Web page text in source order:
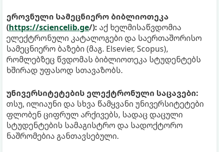
ეროვნული სამეცნიერო ბიბლიოთეკა
(https://sciencelib.ge/): აქ ხელმისაწვდომია
ელექტრონული კატალოგები და საერთაშორისო
სამეცნიერო ბაზები (მაგ. Elsevier, Scopus),
რომლებზეც წვდომას ბიბლიოთეკა სტუდენტებს
ხშირად უფასოდ სთავაზობს.
უნივერსიტეტების ელექტრონული საცავები:
თსუ, ილიაუნი და სხვა წამყვანი უნივერსიტეტები
ფლობენ ციფრულ არქივებს, სადაც დაცული
სტუდენტების სამაგისტრო და სადოქტორო
ნაშრომებია განთავსებული.